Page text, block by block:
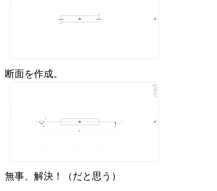
断面を作成。
無事、解決！（だと思う）